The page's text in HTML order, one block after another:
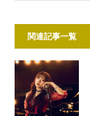
関連記事一覧